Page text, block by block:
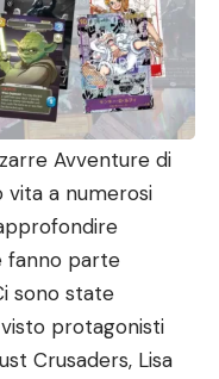
Avventure di
vita a numerosi
fanno parte
sono state
protagonisti
Crusaders, Lisa